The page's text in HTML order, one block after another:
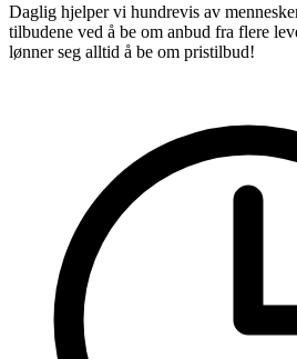
Daglig hjelper vi hundrevis av
tilbudene ved å be om anbud fra flere
lønner seg alltid å be om pristilbud!